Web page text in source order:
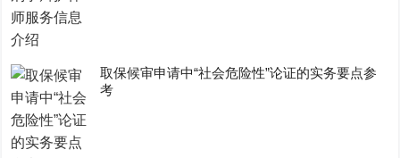
取保候审申请中“社会危险性”论证的实务要点参
考